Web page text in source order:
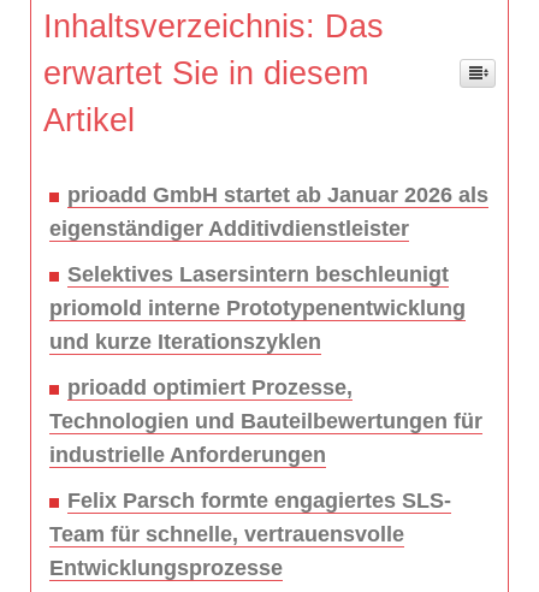
Inhaltsverzeichnis: Das
erwartet Sie in diesem
Artikel
prioadd GmbH startet ab Januar 2026 als
eigenständiger Additivdienstleister
Selektives Lasersintern beschleunigt
priomold interne Prototypenentwicklung
und kurze Iterationszyklen
prioadd optimiert Prozesse,
Technologien und Bauteilbewertungen für
industrielle Anforderungen
Felix Parsch formte engagiertes SLS-
Team für schnelle, vertrauensvolle
Entwicklungsprozesse